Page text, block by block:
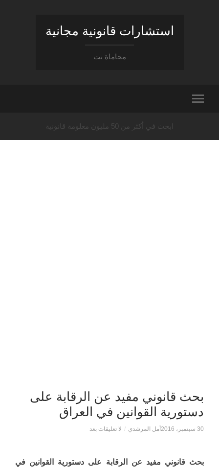
استشارات قانونية مجانية
محاماة نت
ابحث في أكثر من 50 مليون معلومة قانونية
بحث قانوني مفيد عن الرقابة على
دستورية القوانين في العراق
30 سبتمبر، 2016 أمل المرشدي / لا تعليقات بعد
بحث قانوني مفيد عن الرقابة على دستورية القوانين في